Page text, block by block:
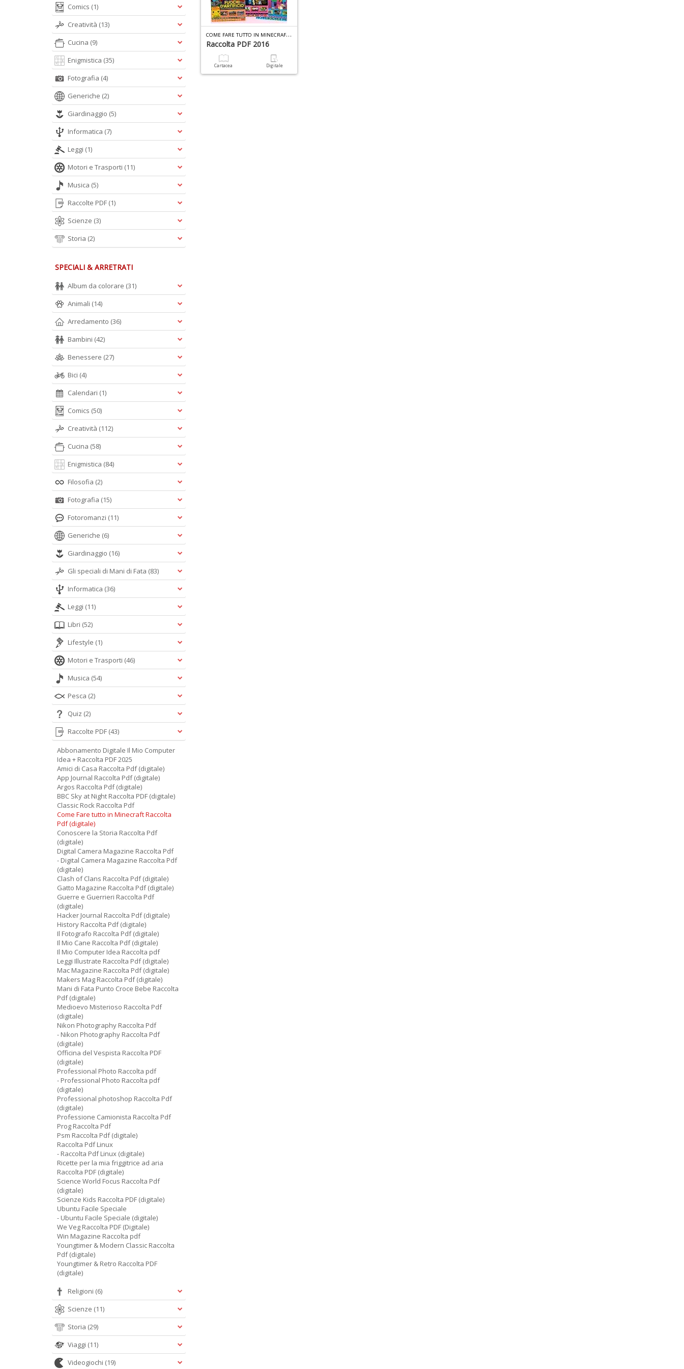
C
OME FARE TUTTO IN MINECRAFT RACCOLTA PDF (DIGITALE) N.1
Raccolta PDF 2016
Cartacea Digitale
Comics (1)
Creatività (13)
Cucina (9)
Enigmistica (35)
Fotografia (4)
Generiche (2)
Giardinaggio (5)
Informatica (7)
Leggi (1)
Motori e Trasporti (11)
Musica (5)
Raccolte PDF (1)
Scienze (3)
Storia (2)
SPECIALI & ARRETRATI
Album da colorare (31)
Animali (14)
Arredamento (36)
Bambini (42)
Benessere (27)
Bici (4)
Calendari (1)
Comics (50)
Creatività (112)
Cucina (58)
Enigmistica (84)
Filosofia (2)
Fotografia (15)
Fotoromanzi (11)
Generiche (6)
Giardinaggio (16)
Gli speciali di Mani di Fata (83)
Informatica (36)
Leggi (11)
Libri (52)
Lifestyle (1)
Motori e Trasporti (46)
Musica (54)
Pesca (2)
Quiz (2)
Raccolte PDF (43)
Abbonamento Digitale Il Mio Computer
Idea + Raccolta PDF 2025
Amici di Casa Raccolta Pdf (digitale)
App Journal Raccolta Pdf (digitale)
Argos Raccolta Pdf (digitale)
BBC Sky at Night Raccolta PDF (digitale)
Classic Rock Raccolta Pdf
Come Fare tutto in Minecraft Raccolta
Pdf (digitale)
Conoscere la Storia Raccolta Pdf
(digitale)
Digital Camera Magazine Raccolta Pdf
- Digital Camera Magazine Raccolta Pdf
(digitale)
Clash of Clans Raccolta Pdf (digitale)
Gatto Magazine Raccolta Pdf (digitale)
Guerre e Guerrieri Raccolta Pdf
(digitale)
Hacker Journal Raccolta Pdf (digitale)
History Raccolta Pdf (digitale)
Il Fotografo Raccolta Pdf (digitale)
Il Mio Cane Raccolta Pdf (digitale)
Il Mio Computer Idea Raccolta pdf
Leggi Illustrate Raccolta Pdf (digitale)
Mac Magazine Raccolta Pdf (digitale)
Makers Mag Raccolta Pdf (digitale)
Mani di Fata Punto Croce Bebe Raccolta
Pdf (digitale)
Medioevo Misterioso Raccolta Pdf
(digitale)
Nikon Photography Raccolta Pdf
- Nikon Photography Raccolta Pdf
(digitale)
Officina del Vespista Raccolta PDF
(digitale)
Professional Photo Raccolta pdf
- Professional Photo Raccolta pdf
(digitale)
Professional photoshop Raccolta Pdf
(digitale)
Professione Camionista Raccolta Pdf
Prog Raccolta Pdf
Psm Raccolta Pdf (digitale)
Raccolta Pdf Linux
- Raccolta Pdf Linux (digitale)
Ricette per la mia friggitrice ad aria
Raccolta PDF (digitale)
Science World Focus Raccolta Pdf
(digitale)
Scienze Kids Raccolta PDF (digitale)
Ubuntu Facile Speciale
- Ubuntu Facile Speciale (digitale)
We Veg Raccolta PDF (Digitale)
Win Magazine Raccolta pdf
Youngtimer & Modern Classic Raccolta
Pdf (digitale)
Youngtimer & Retro Raccolta PDF
(digitale)
Religioni (6)
Scienze (11)
Storia (29)
Viaggi (11)
Videogiochi (19)